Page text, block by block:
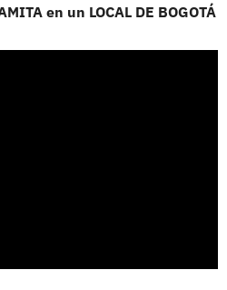
en un LOCAL DE BOGOTÁ